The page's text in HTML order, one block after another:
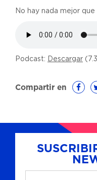
No hay nada mejor
Podcast: Descargar
Compartir en